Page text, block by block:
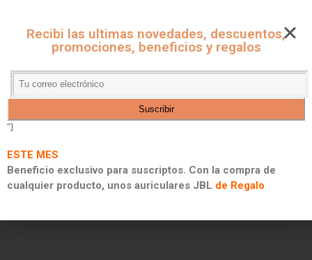
CUPONES DE DESCUENTO, PROMOCIONES Y 2X1
Recibi las ultimas novedades, descuentos,
promociones, beneficios y regalos
"]
ESTE MES
Beneficio exclusivo para suscriptos. Con la compra de
cualquier producto, unos auriculares JBL de Regalo